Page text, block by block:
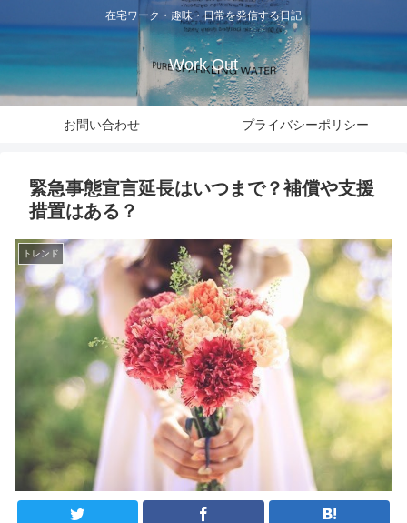
在宅ワーク・趣味・日常を発信する日記
Work Out
お問い合わせ プライバシーポリシー
緊急事態宣言延長はいつまで？補償や支援
措置はある？
トレンド